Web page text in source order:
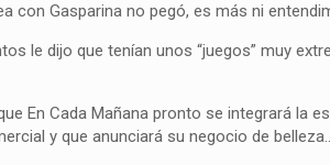
con Gasparina no pegó, es más ni
le dijo que tenían unos “juegos” muy
En Cada Mañana pronto se integrará la
y que anunciará su negocio de